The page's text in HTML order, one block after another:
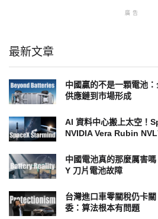
廣告
最新文章
中國贏的不是一顆電池
供應鏈到市場形成
AI 資料中心搬上太空！
NVIDIA Vera Rubin
中國電池真的那麼厲害
Y 刀片電池故障
台灣進口車零關稅仍卡
委：算法根本有問題